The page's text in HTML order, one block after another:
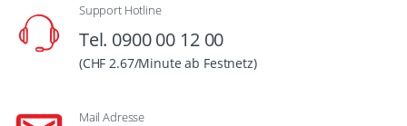
Support Hotline
Tel. 0900 00 12 00
(CHF 2.67/Minute ab Festnetz)
Mail Adresse